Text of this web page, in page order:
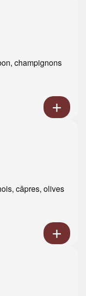
champignons
câpres, olives